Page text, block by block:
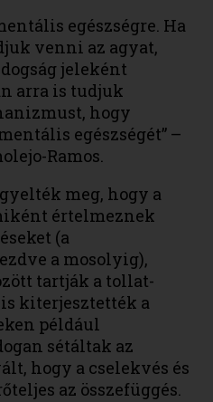
egészségre. Ha
venni az agyat,
jeleként
arra is tudjuk
hogy
egészségét” –
Ramos.
meg, hogy a
értelmeznek
(a
a mosolyig),
tartják a tollat-
kiterjesztették a
például
sétáltak az
hogy a cselekvés és
az összefüggés.